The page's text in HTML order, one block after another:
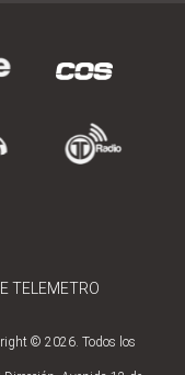
TELEMETRO
© 2026. Todos los